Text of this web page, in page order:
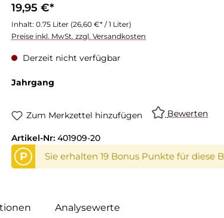
19,95 €*
Inhalt: 0.75 Liter (26,60 €* / 1 Liter)
Preise inkl. MwSt. zzgl. Versandkosten
Derzeit nicht verfügbar
Jahrgang
Zum Merkzettel hinzufügen Bewerten
Artikel-Nr: 401909-20
P Sie erhalten 19 Bonus Punkte für diese
Analysewerte